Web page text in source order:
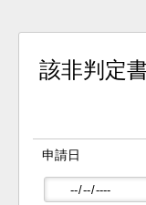
該非判定
申請日